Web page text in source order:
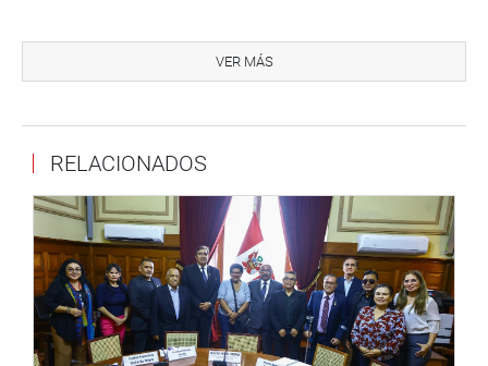
27261. Sobre el primero se indica que todo pasajero que
usa los vuelos comerciales nacionales o internacionales
categoría, tarifa o clase del servicio adquirido”.
“El peso del equipaje de mano permitido en la cabina de
la aeronave tendrá como mínimo diez kilogramos, sin
costo alguno, pudiendo determinar la aerolínea nacional
o internacional pesos mayores al mínimo en las mismas
condiciones”, se precisa en la propuesta del artículo 102.
En la disposición complementaria final se detalla que el
VER MÁS
RELACIONADOS